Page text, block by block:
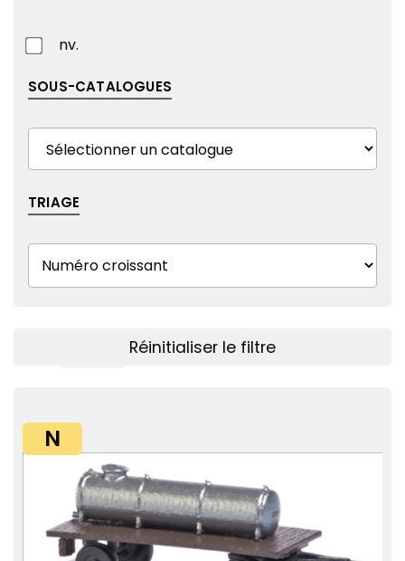
nv.
SOUS-CATALOGUES
TRIAGE
Afficher le filtre
Réinitialiser le filtre
N